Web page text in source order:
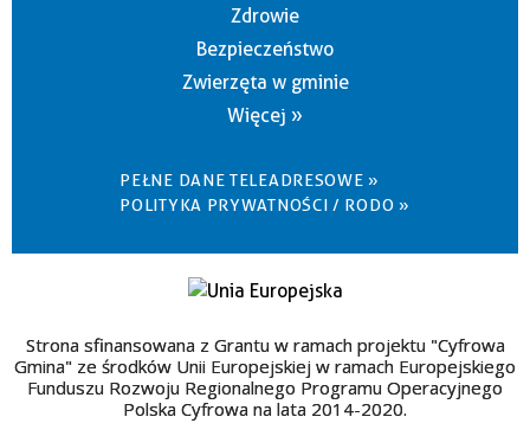
Zdrowie
Bezpieczeństwo
Zwierzęta w gminie
Więcej »
PEŁNE DANE TELEADRESOWE »
POLITYKA PRYWATNOŚCI / RODO »
Strona sfinansowana z Grantu w ramach projektu "Cyfrowa
Gmina" ze środków Unii Europejskiej w ramach Europejskiego
Funduszu Rozwoju Regionalnego Programu Operacyjnego
Polska Cyfrowa na lata 2014-2020.